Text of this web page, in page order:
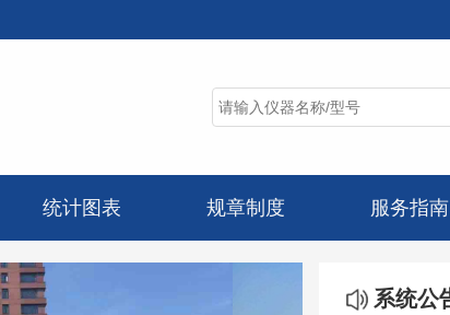
统计图表 规章制度 服务指南
系统公